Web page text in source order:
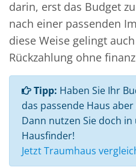
darin, erst das Budget
nach einer passenden
diese Weise gelingt
Rückzahlung ohne
Tipp: Haben Sie Ihr
das passende Haus
Dann nutzen Sie doch
Hausfinder!
Jetzt Traumhaus